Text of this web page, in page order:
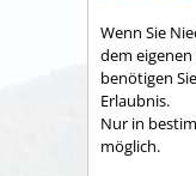
Wenn Sie
dem
benötigen
Erlaubnis.
Nur in
möglich.